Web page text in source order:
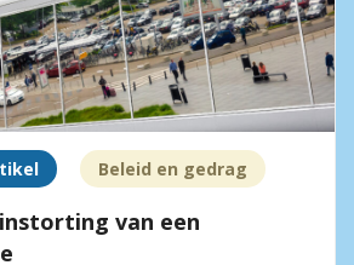
Beleid en gedrag
van een